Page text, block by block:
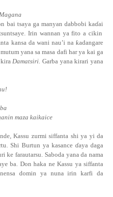
bai tsaya ga manyan dabbobi kaɗai
Irin wannan ya fito a cikin
kansa da wani nau’i na ƙadangare
yana sa masa dafi har ya kai ga
kiraDamatsiri. Garba yana kirari yana
maza kaikaice
Kassu zurmi siffanta shi ya yi da
Shi Burtun ya kasance ɗaya daga
ke farautarsu. Saboda yana da nama
ba. Don haka ne Kassu ya siffanta
domin ya nuna irin karfi da